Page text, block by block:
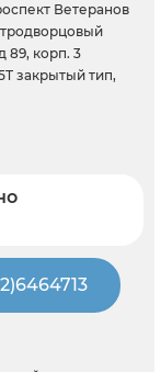
Ветеранов
89, корп. 3
закрытый тип,